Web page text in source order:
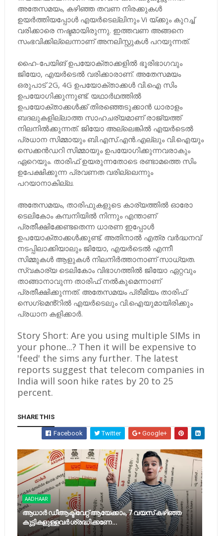
അതേസമയം, കഴിഞ്ഞ തവണ നിരക്കുകൾ
ഉയർത്തിയപ്പോൾ എയർടെല്ലിനും Vi യ്ക്കും കുറച്ച്
വരിക്കാരെ നഷ്ടമായിരുന്നു. ഇത്തവണ അങ്ങനെ
സംഭവിക്കില്ലെന്നാണ് അനലിസ്റ്റുകൾ പറയുന്നത്.
ഹൈ-പേയിങ് ഉപയോക്താക്കളിൽ ഭൂരിഭാഗവും
ജിയോ, എയർടെൽ വരിക്കാരാണ്. അതേസമയം
ഒരുപാട് 2G, 4G ഉപയോക്താക്കൾ വി.ഐ സിം
ഉപയോഗിക്കുന്നുണ്ട്. യഥാർഥത്തിൽ
ഉപയോക്താക്കൾക്ക് തിരഞ്ഞെടുക്കാൻ ധാരാളം
ബദലുകളില്ലാത്ത സാഹചര്യമാണ് രാജ്യത്ത്
നിലനിൽക്കുന്നത്. ജിയോ അല്ലെങ്കിൽ എയർടെൽ
പ്രധാന സിമ്മായും ബി.എസ്.എൻ.എല്ലും വി.ഐയും
സെക്കൻഡറി സിമ്മായും ഉപയോഗിക്കുന്നവരാകും
ഏറെയും. താരിഫ് ഉയരുന്നതോടെ രണ്ടാമത്തെ സിം
ഉപേക്ഷിക്കുന്ന പ്രവണത വരില്ലെന്നും
പറയാനാകില്ല.
അതേസമയം, താരിഫുകളുടെ കാര്യത്തിൽ ഓരോ
ടെലികോം കമ്പനിയിൽ നിന്നും എന്താണ്
പ്രതീക്ഷിക്കേണ്ടതെന്ന ധാരണ ഇപ്പോൾ
ഉപയോക്താക്കൾക്കുണ്ട്. അതിനാൽ എത്ര വർദ്ധനവ്
നടപ്പിലാക്കിയാലും ജിയോ, എയർടെൽ എന്നീ
സിമ്മുകൾ ആളുകൾ നിലനിർത്താനാണ് സാധ്യത.
സ്വകാര്യ ടെലികോം വിഭാഗത്തിൽ ജിയോ ഏറ്റവും
താങ്ങാനാവുന്ന താരിഫ് നൽകുമെന്നാണ്
പ്രതീക്ഷിക്കുന്നത്. അതേസമയം പ്രീമിയം താരിഫ്
സെഗ്‌മെൻ്റിൽ എയർടെലും വി.ഐയുമായിരിക്കും
പ്രധാന കളിക്കാർ.
Story Short: Are you using multiple SIMs in
your phone...? Then it will be expensive to
'feed' the sims any further. The latest
reports suggest that telecom companies in
India will soon hike rates by 20 to 25
percent.
SHARE THIS
Facebook Twitter Google+
AADHAAR
ആധാർ ഡീആക്ടിവേറ്റ് ആയേക്കാം, 7 വയസ് കഴിഞ്ഞ
കുട്ടികളുള്ളവർ ശ്രദ്ധിക്കണേ...